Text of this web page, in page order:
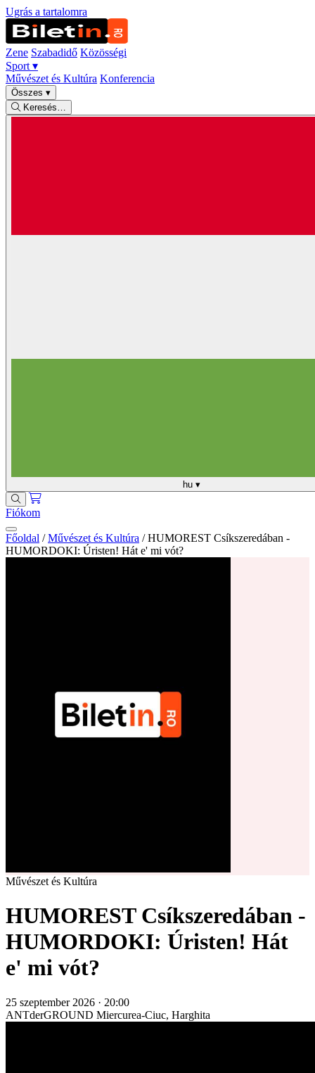
Ugrás a tartalomra
Zene Szabadidő Közösségi
Sport ▾
Művészet és Kultúra Konferencia
Összes ▾
Keresés…
hu ▾
Fiókom
Főoldal / Művészet és Kultúra / HUMOREST Csíkszeredában -
HUMORDOKI: Úristen! Hát e' mi vót?
Művészet és Kultúra
HUMOREST Csíkszeredában -
HUMORDOKI: Úristen! Hát
e' mi vót?
25 szeptember 2026 · 20:00
ANTderGROUND Miercurea-Ciuc, Harghita